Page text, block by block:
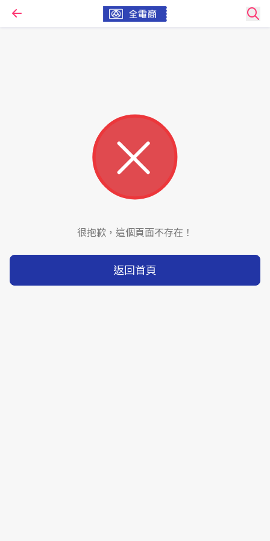
很抱歉，這個頁面不存在！
返回首頁